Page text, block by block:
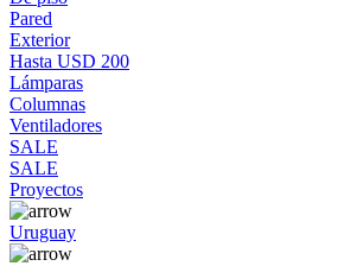
Pared
Exterior
Hasta USD 200
Lámparas
Columnas
Ventiladores
SALE
SALE
Proyectos
Uruguay